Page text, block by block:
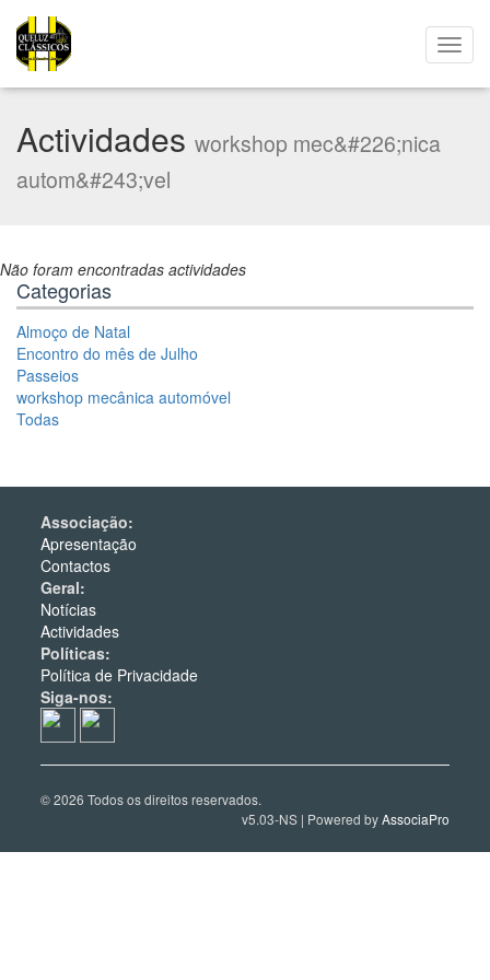
Actividades workshop mec&#226;nica
autom&#243;vel
Não foram encontradas actividades
Categorias
Almoço de Natal
Encontro do mês de Julho
Passeios
workshop mecânica automóvel
Todas
Associação:
Apresentação
Contactos
Geral:
Notícias
Actividades
Políticas:
Política de Privacidade
Siga-nos:
© 2026 Todos os direitos reservados.
v5.03-NS | Powered byAssociaPro